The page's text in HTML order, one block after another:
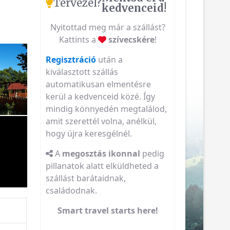
Tervezel?kedvenceid!
Nyitottad meg már a szállást?
Kattints a
szívecskére!
Regisztráció után a
kiválasztott szállás
automatikusan elmentésre
kerül a kedvenceid közé. Így
mindig könnyedén megtalálod,
amit szerettél volna, anélkül,
hogy újra keresgélnél.
A megosztás ikonnal pedig
pillanatok alatt elküldheted a
szállást barátaidnak,
családodnak.
Smart travel starts here!